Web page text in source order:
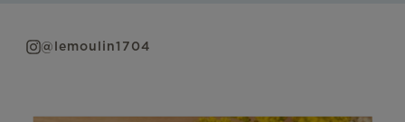
@lemoulin1704